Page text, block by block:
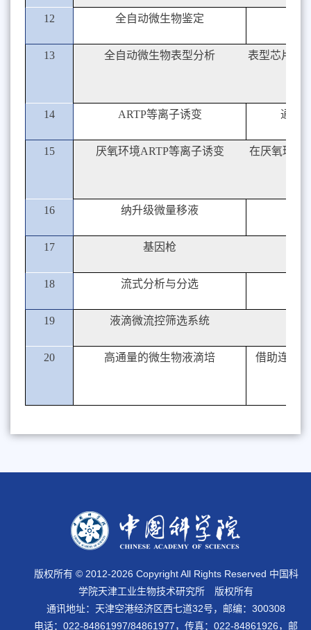
12 全自动微生物鉴定
13 全自动微生物表型分析 表型芯片包
14 ARTP等离子诱变 通过
15 厌氧环境ARTP等离子诱变 在厌氧环境
16 纳升级微量移液
17 基因枪
18 流式分析与分选
19 液滴微流控筛选系统
20 高通量的微生物液滴培 借助连续
版权所有 © 2012-2026 Copyright All Rights Reserved 中国科
学院天津工业生物技术研究所 版权所有
通讯地址：天津空港经济区西七道32号，邮编：300308
电话：022-84861997/84861977，传真：022-84861926，邮